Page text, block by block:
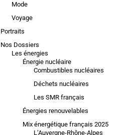
Mode
Voyage
Portraits
Nos Dossiers
Les énergies
Énergie nucléaire
Combustibles nucléaires
Déchets nucléaires
Les SMR français
Énergies renouvelables
Mix énergétique français 2025
L’Auvergne-Rhône-Alpes